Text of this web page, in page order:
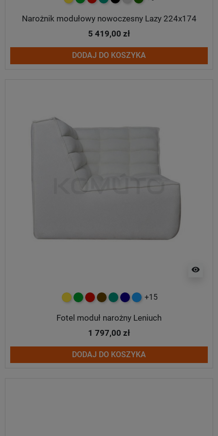
Narożnik modułowy nowoczesny Lazy 224x174
5 419,00 zł
DODAJ DO KOSZYKA
visibility
żółtyzielonyczerwony
czekoladowy
turkusowy
granatowy
niebieski
+15
Fotel moduł narożny Leniuch
1 797,00 zł
DODAJ DO KOSZYKA